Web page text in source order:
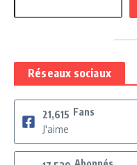
Réseaux sociaux
21,615 Fans
J'aime